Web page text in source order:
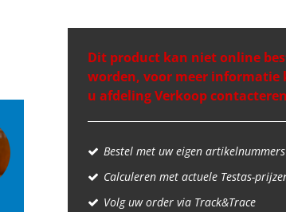
Dit product kan niet online
worden, voor meer informatie
u afdeling Verkoop
Bestel met uw eigen artikelnummers
Calculeren met actuele Testas-
Volg uw order via Track&Trace